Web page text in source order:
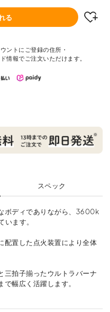
る
ントにご登録の住所・
情報でご注文いただけます。
スペック
ボディでありながら、3600k
ます。
配置した点火装置により全体
三拍子揃ったウルトラバーナ
幅広く活躍します。